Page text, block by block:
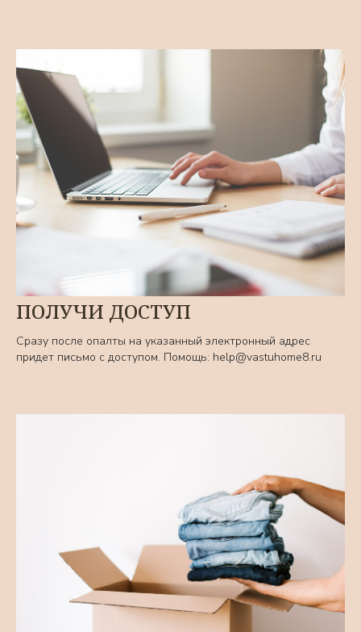
ПОЛУЧИ ДОСТУП
Сразу после опалты на указанный электронный адрес
придет письмо с доступом. Помощь: help@vastuhome8.ru